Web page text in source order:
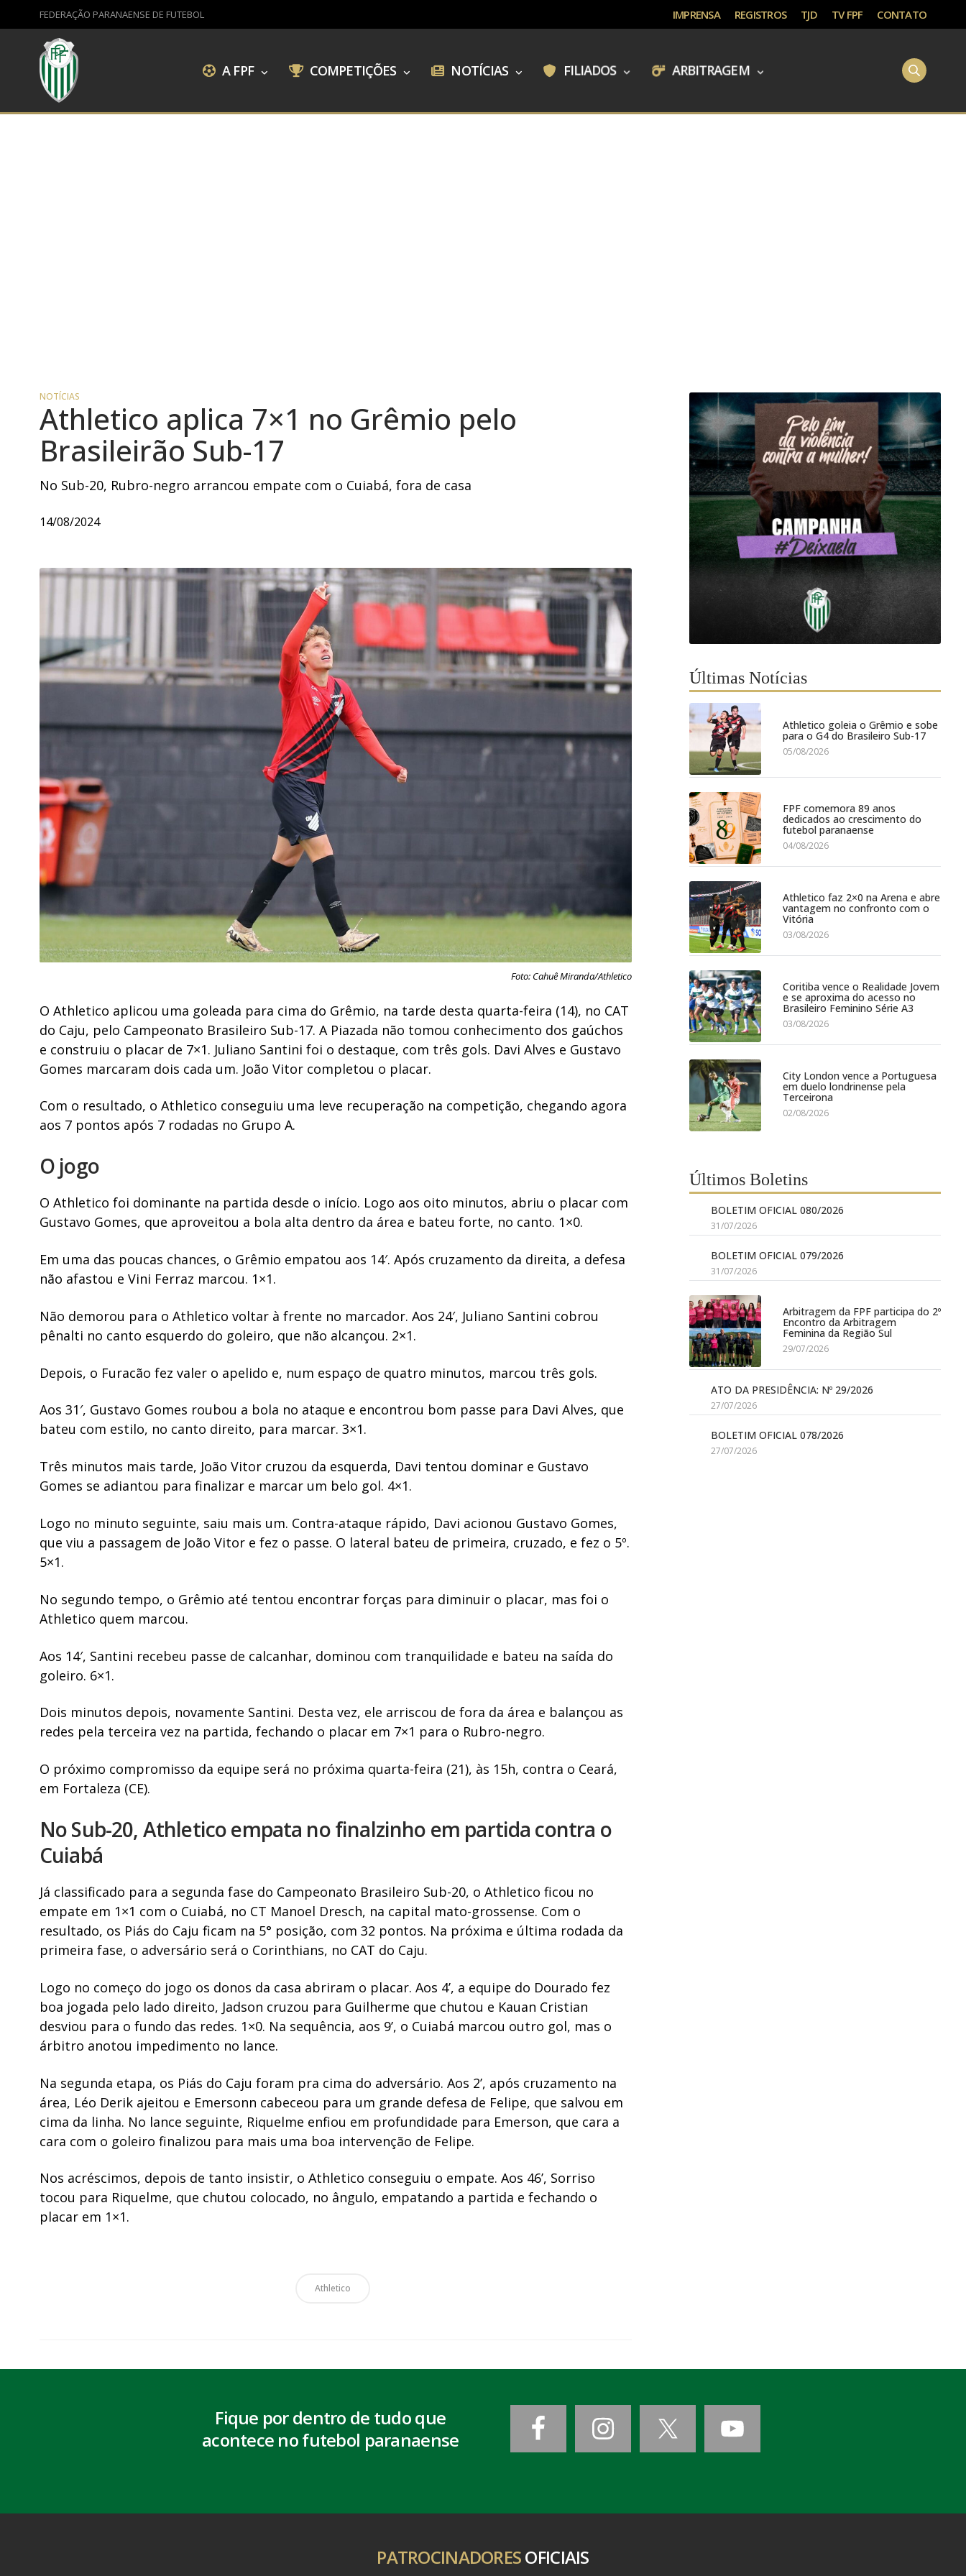
FEDERAÇÃO PARANAENSE DE FUTEBOL IMPRENSA REGISTROS TJD TV FPF CONTATO
A FPF COMPETIÇÕES NOTÍCIAS FILIADOS ARBITRAGEM
NOTÍCIAS
Athletico aplica 7×1 no Grêmio pelo
Brasileirão Sub-17
No Sub-20, Rubro-negro arrancou empate com o Cuiabá, fora de casa
14/08/2024
Foto: Cahuê Miranda/Athletico
O Athletico aplicou uma goleada para cima do Grêmio, na tarde desta quarta-feira (14), no CAT
do Caju, pelo Campeonato Brasileiro Sub-17. A Piazada não tomou conhecimento dos gaúchos
e construiu o placar de 7×1. Juliano Santini foi o destaque, com três gols. Davi Alves e Gustavo
Gomes marcaram dois cada um. João Vitor completou o placar.
Com o resultado, o Athletico conseguiu uma leve recuperação na competição, chegando agora
aos 7 pontos após 7 rodadas no Grupo A.
O jogo
O Athletico foi dominante na partida desde o início. Logo aos oito minutos, abriu o placar com
Gustavo Gomes, que aproveitou a bola alta dentro da área e bateu forte, no canto. 1×0.
Em uma das poucas chances, o Grêmio empatou aos 14′. Após cruzamento da direita, a defesa
não afastou e Vini Ferraz marcou. 1×1.
Não demorou para o Athletico voltar à frente no marcador. Aos 24′, Juliano Santini cobrou
pênalti no canto esquerdo do goleiro, que não alcançou. 2×1.
Depois, o Furacão fez valer o apelido e, num espaço de quatro minutos, marcou três gols.
Aos 31′, Gustavo Gomes roubou a bola no ataque e encontrou bom passe para Davi Alves, que
bateu com estilo, no canto direito, para marcar. 3×1.
Três minutos mais tarde, João Vitor cruzou da esquerda, Davi tentou dominar e Gustavo
Gomes se adiantou para finalizar e marcar um belo gol. 4×1.
Logo no minuto seguinte, saiu mais um. Contra-ataque rápido, Davi acionou Gustavo Gomes,
que viu a passagem de João Vitor e fez o passe. O lateral bateu de primeira, cruzado, e fez o 5º.
5×1.
No segundo tempo, o Grêmio até tentou encontrar forças para diminuir o placar, mas foi o
Athletico quem marcou.
Aos 14′, Santini recebeu passe de calcanhar, dominou com tranquilidade e bateu na saída do
goleiro. 6×1.
Dois minutos depois, novamente Santini. Desta vez, ele arriscou de fora da área e balançou as
redes pela terceira vez na partida, fechando o placar em 7×1 para o Rubro-negro.
O próximo compromisso da equipe será no próxima quarta-feira (21), às 15h, contra o Ceará,
em Fortaleza (CE).
No Sub-20, Athletico empata no finalzinho em partida contra o
Cuiabá
Já classificado para a segunda fase do Campeonato Brasileiro Sub-20, o Athletico ficou no
empate em 1×1 com o Cuiabá, no CT Manoel Dresch, na capital mato-grossense. Com o
resultado, os Piás do Caju ficam na 5° posição, com 32 pontos. Na próxima e última rodada da
primeira fase, o adversário será o Corinthians, no CAT do Caju.
Logo no começo do jogo os donos da casa abriram o placar. Aos 4’, a equipe do Dourado fez
boa jogada pelo lado direito, Jadson cruzou para Guilherme que chutou e Kauan Cristian
desviou para o fundo das redes. 1×0. Na sequência, aos 9’, o Cuiabá marcou outro gol, mas o
árbitro anotou impedimento no lance.
Na segunda etapa, os Piás do Caju foram pra cima do adversário. Aos 2’, após cruzamento na
área, Léo Derik ajeitou e Emersonn cabeceou para um grande defesa de Felipe, que salvou em
cima da linha. No lance seguinte, Riquelme enfiou em profundidade para Emerson, que cara a
cara com o goleiro finalizou para mais uma boa intervenção de Felipe.
Nos acréscimos, depois de tanto insistir, o Athletico conseguiu o empate. Aos 46’, Sorriso
tocou para Riquelme, que chutou colocado, no ângulo, empatando a partida e fechando o
placar em 1×1.
Athletico
Últimas Notícias
Athletico goleia o Grêmio e sobe
para o G4 do Brasileiro Sub-17
05/08/2026
FPF comemora 89 anos
dedicados ao crescimento do
futebol paranaense
04/08/2026
Athletico faz 2×0 na Arena e abre
vantagem no confronto com o
Vitória
03/08/2026
Coritiba vence o Realidade Jovem
e se aproxima do acesso no
Brasileiro Feminino Série A3
03/08/2026
City London vence a Portuguesa
em duelo londrinense pela
Terceirona
02/08/2026
Últimos Boletins
BOLETIM OFICIAL 080/2026
31/07/2026
BOLETIM OFICIAL 079/2026
31/07/2026
Arbitragem da FPF participa do 2º
Encontro da Arbitragem
Feminina da Região Sul
29/07/2026
ATO DA PRESIDÊNCIA: Nº 29/2026
27/07/2026
BOLETIM OFICIAL 078/2026
27/07/2026
Fique por dentro de tudo que
acontece no futebol paranaense
PATROCINADORESOFICIAIS